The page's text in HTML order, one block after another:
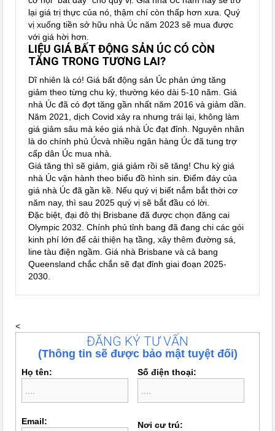
lại giá trị thực của nó, thậm chí còn thấp hơn xưa. Quý
vị xuống tiền sở hữu nhà Úc năm 2023 sẽ mua được
với giá hời hơn.
LIỆU GIÁ BẤT ĐỘNG SẢN ÚC CÓ CÒN
TĂNG TRONG TƯƠNG LAI?
Dĩ nhiên là có! Giá bất động sản Úc phản ứng tăng
giảm theo từng chu kỳ, thường kéo dài 5-10 năm. Giá
nhà Úc đã có đợt tăng gần nhất năm 2016 và giảm dần.
Năm 2021, dịch Covid xảy ra nhưng trái lại, không làm
giá giảm sâu mà kéo giá nhà Úc đạt đỉnh. Nguyên nhân
là do chính phủ Úcvà nhiều ngân hàng Úc đã tung trợ
cấp dân Úc mua nhà.
Giá tăng thì sẽ giảm, giá giảm rồi sẽ tăng! Chu kỳ giá
nhà Úc vận hành theo biểu đồ hình sin. Điểm đáy của
giá nhà Úc đã gần kề. Nếu quý vị biết nắm bắt thời cơ
năm nay, thì sau 2025 quý vị sẽ bắt đầu có lời.
Đặc biệt, đại đô thị Brisbane đã được chọn đăng cai
Olympic 2032. Chính phủ tỉnh bang đã đang chi các gói
kinh phí lớn để cải thiện hạ tầng, xây thêm đường sá,
line tàu điện ngầm. Giá nhà Brisbane và cả bang
Queensland chắc chắn sẽ đạt đỉnh giai đoạn 2025-
2030.
<
ĐĂNG KÝ TƯ VẤN
(Thông tin sẽ được bảo mật tuyệt đối)
Họ tên: Số điện thoại:
Email: Nơi cư trú: